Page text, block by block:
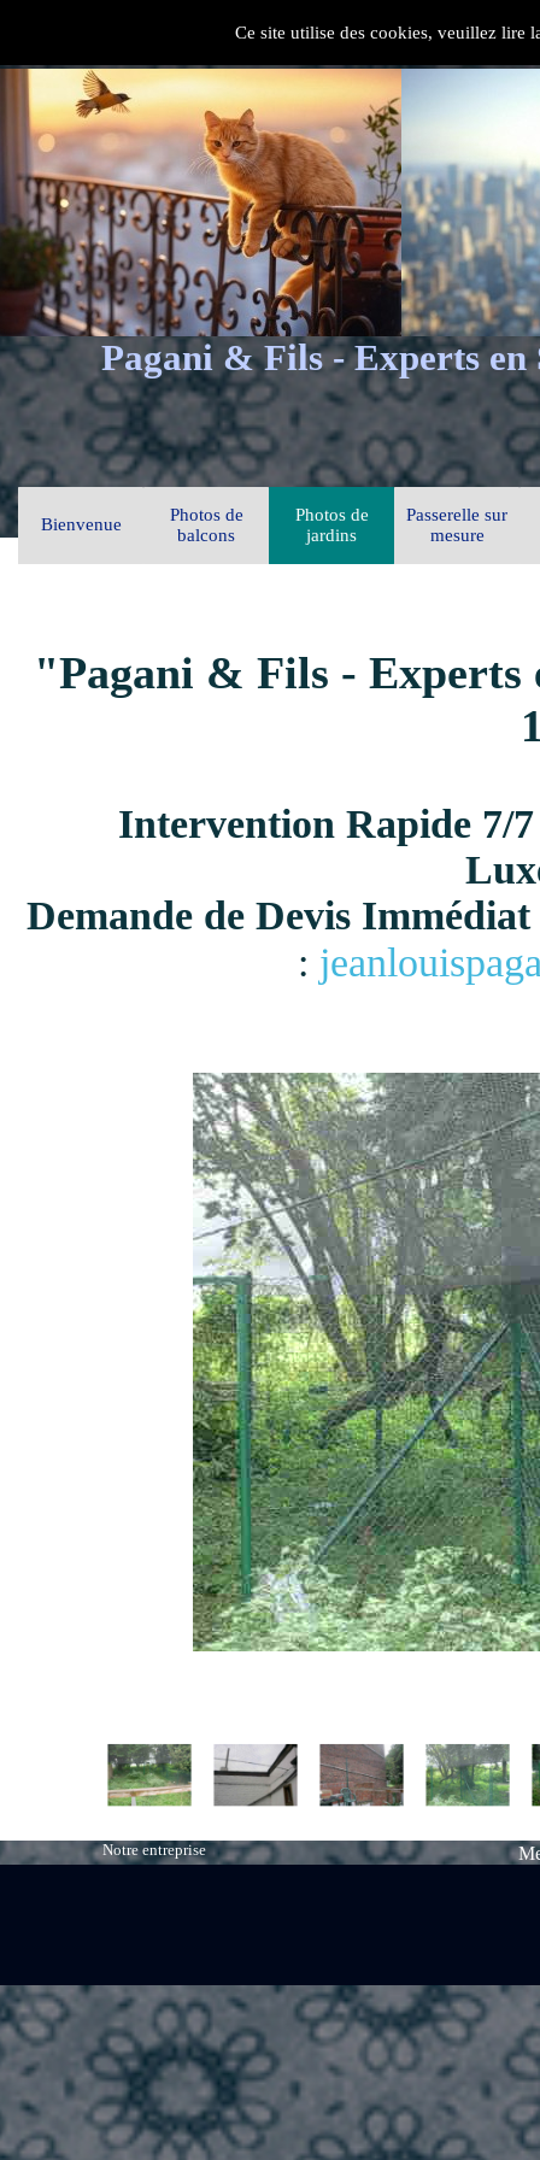
Ce site utilise des cookies, veuillez lire
Pagani & Fils - Experts en
Bienvenue
Photos de
balcons
Photos de
jardins
Passerelle sur
mesure
"Pagani & Fils - Experts
Intervention Rapide 7/
Demande de Devis
:
Notre entreprise